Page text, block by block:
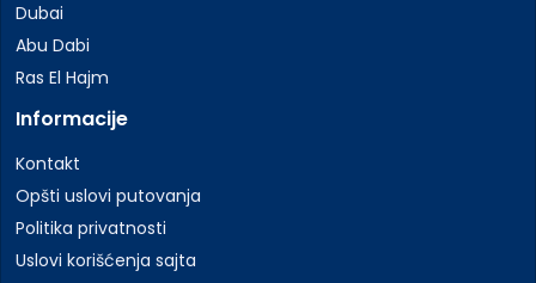
Dubai
Abu Dabi
Ras El Hajm
Informacije
Kontakt
Opšti uslovi putovanja
Politika privatnosti
Uslovi korišćenja sajta